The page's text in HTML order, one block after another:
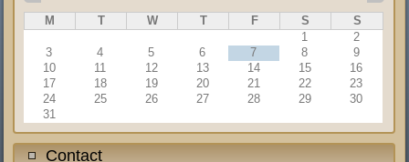
M T W T F S
S
1
2
3
4 5 6 7 8
9
10
11 12 13 14 15
16
17
18 19 20 21 22
23
24
25 26 27 28 29
30
31
Contact